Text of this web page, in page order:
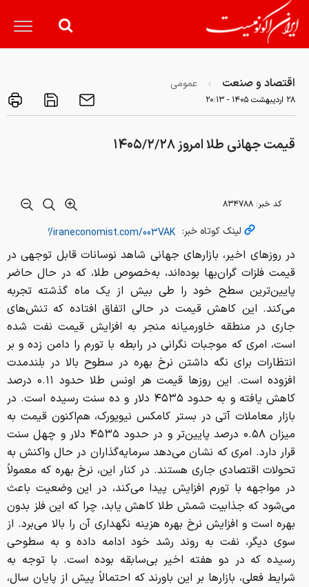
اقتصاد و صنعت عمومی
۲۸ ارديبهشت ۱۴۰۵ - ۲۰:۱۳
قیمت جهانی طلا امروز ۱۴۰۵/۲/۲۸
کد خبر: ۸۳۴۷۸۸
لینک کوتاه خبر:
در روزهای اخیر، بازارهای جهانی شاهد نوسانات قابل توجهی در
قیمت فلزات گران‌بها بوده‌اند، به‌خصوص طلا، که در حال حاضر
پایین‌ترین سطح خود را طی بیش از یک ماه گذشته تجربه
می‌کند. این کاهش قیمت در حالی اتفاق افتاده که تنش‌های
جاری در منطقه خاورمیانه منجر به افزایش قیمت نفت شده
است، امری که موجبات نگرانی در رابطه با تورم را دامن زده و بر
انتظارات برای نگه داشتن نرخ بهره در سطوح بالا در بلندمدت
افزوده است. این روزها قیمت هر اونس طلا حدود ۰.۱۱ درصد
کاهش یافته و به حدود ۴۵۳۵ دلار و ده سنت رسیده است. در
بازار معاملات آتی در بستر کامکس نیویورک، هم‌اکنون قیمت به
میزان ۰.۵۸ درصد پایین‌تر و در حدود ۴۵۳۵ دلار و چهل سنت
قرار دارد. امری که نشان می‌دهد سرمایه‌گذاران در حال واکنش به
تحولات اقتصادی جاری هستند. در کنار این، نرخ بهره که معمولاً
در مواجهه با تورم افزایش پیدا می‌کند، در این وضعیت باعث
می‌شود که جذابیت شمش طلا کاهش یابد، چرا که این فلز بدون
بهره است و افزایش نرخ بهره هزینه نگهداری آن را بالا می‌برد. از
سوی دیگر، نفت به روند رشد خود ادامه داده و به سطوحی
رسیده که در دو هفته اخیر بی‌سابقه بوده است. با توجه به
شرایط فعلی، بازارها بر این باورند که احتمالاً پیش از پایان سال،